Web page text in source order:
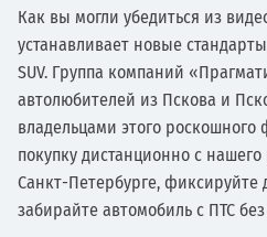
Как вы могли убедиться из
устанавливает новые
SUV. Группа компаний
автолюбителей из Пскова и
владельцами этого
покупку дистанционно с
Санкт-Петербурге, фиксируйте
забирайте автомобиль с ПТС